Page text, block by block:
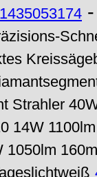
Strahler
14W
1050lm